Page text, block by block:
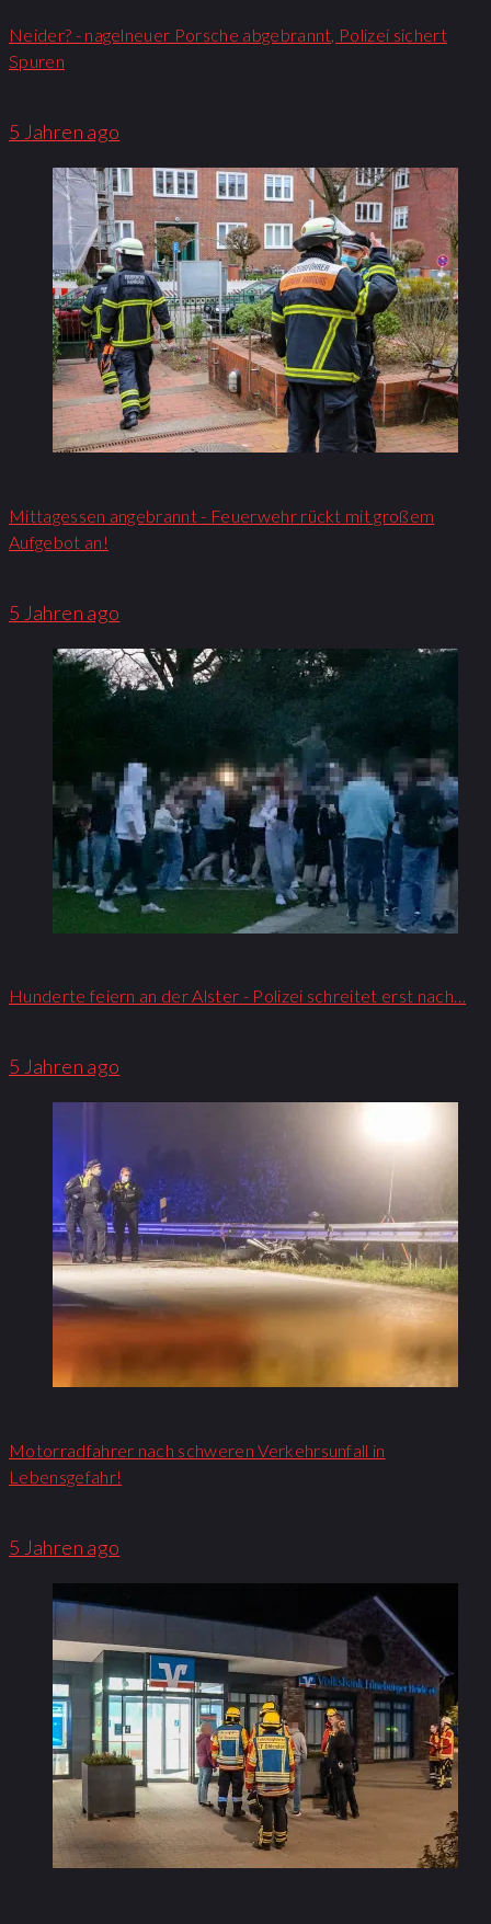
Neider? - nagelneuer Porsche abgebrannt, Polizei sichert
Spuren
5 Jahren ago
Mittagessen angebrannt - Feuerwehr rückt mit großem
Aufgebot an!​
5 Jahren ago
Hunderte feiern an der Alster - Polizei schreitet erst nach…
5 Jahren ago
Motorradfahrer nach schweren Verkehrsunfall in
Lebensgefahr!
5 Jahren ago